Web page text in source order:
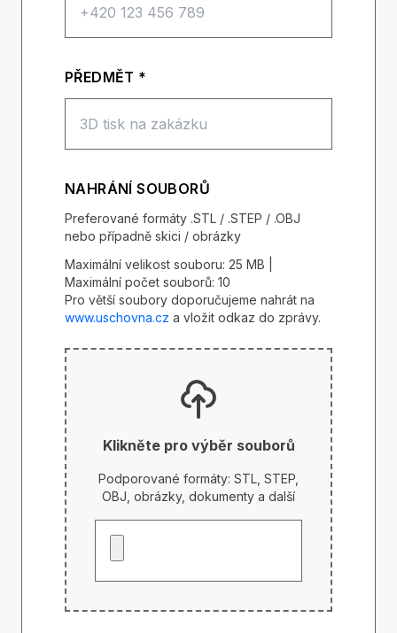
PŘEDMĚT *
NAHRÁNÍ SOUBORŮ
Preferované formáty .STL / .STEP / .OBJ
nebo případně skici / obrázky
Maximální velikost souboru: 25 MB |
Maximální počet souborů: 10
Pro větší soubory doporučujeme nahrát na
www.uschovna.cz a vložit odkaz do zprávy.
Klikněte pro výběr souborů
Podporované formáty: STL, STEP,
OBJ, obrázky, dokumenty a další